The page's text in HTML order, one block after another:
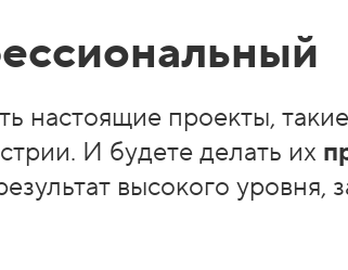
настоящие проекты,
И будете делать их
высокого уровня,